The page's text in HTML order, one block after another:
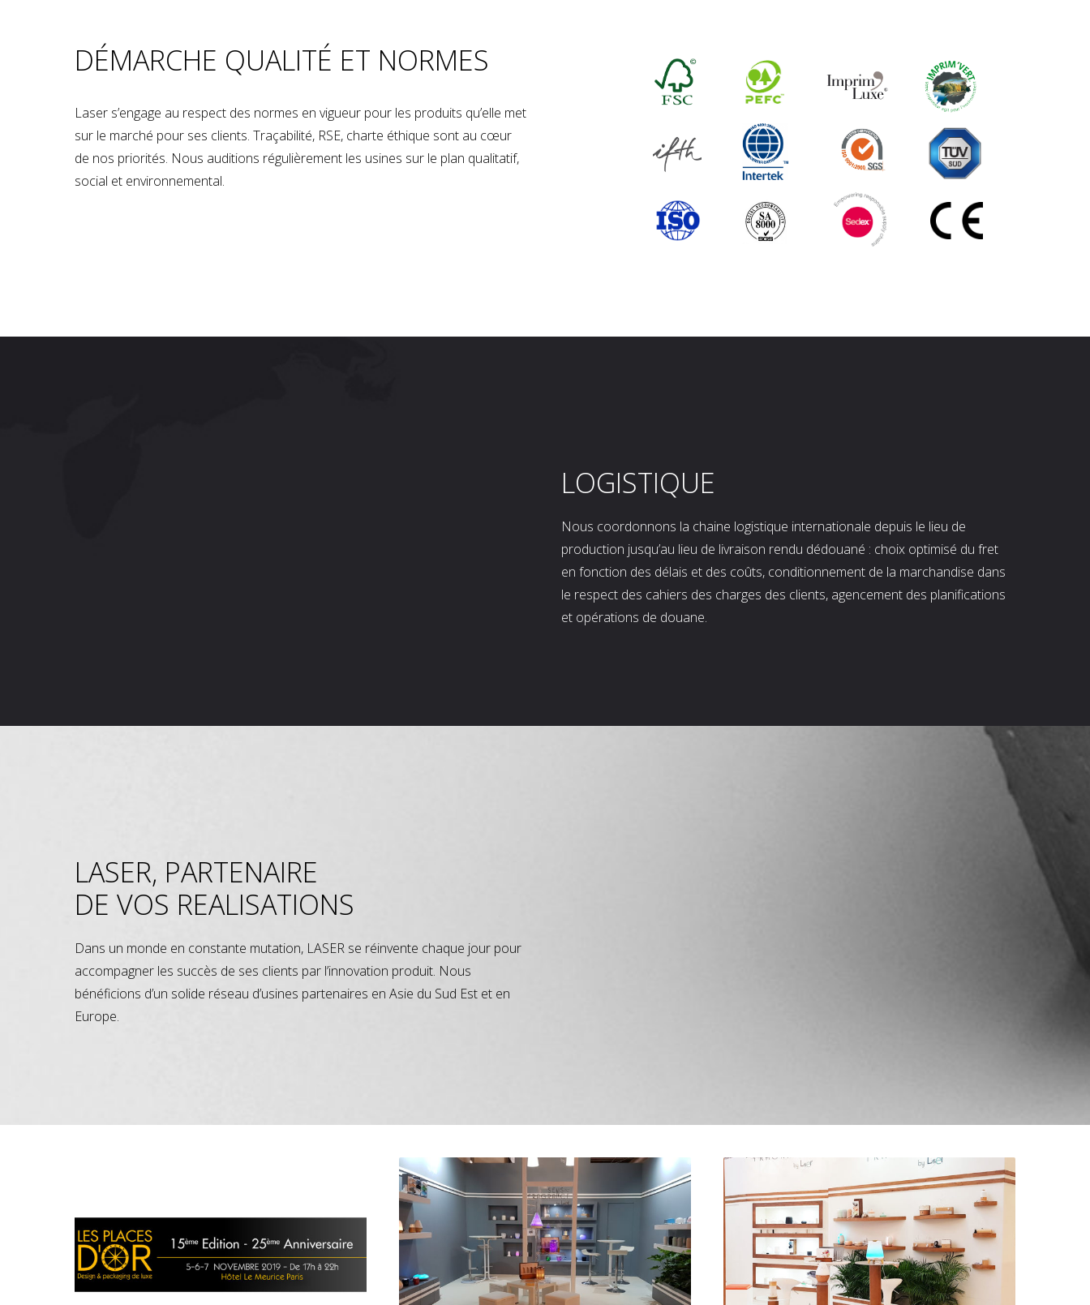
DÉMARCHE QUALITÉ ET NORMES
Laser s’engage au respect des normes en vigueur pour les produits qu’elle met
sur le marché pour ses clients. Traçabilité, RSE, charte éthique sont au cœur
de nos priorités. Nous auditions régulièrement les usines sur le plan qualitatif,
social et environnemental.
LOGISTIQUE
Nous coordonnons la chaine logistique internationale depuis le lieu de
production jusqu’au lieu de livraison rendu dédouané : choix optimisé du fret
en fonction des délais et des coûts, conditionnement de la marchandise dans
le respect des cahiers des charges des clients, agencement des planifications
et opérations de douane.
LASER, PARTENAIRE
DE VOS REALISATIONS
Dans un monde en constante mutation, LASER se réinvente chaque jour pour
accompagner les succès de ses clients par l’innovation produit. Nous
bénéficions d’un solide réseau d’usines partenaires en Asie du Sud Est et en
Europe.